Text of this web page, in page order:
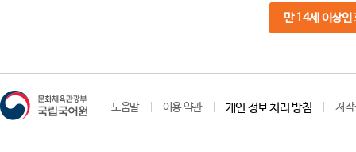
만 14세 이상인
도움말 이용 약관 개인 정보 처리 방침 저